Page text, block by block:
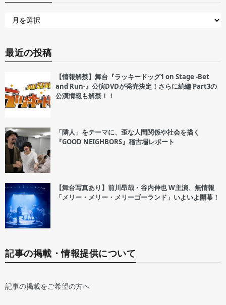
最近の投稿
【情報解禁】舞台『ラッキードッグ1 on Stage -Bet
and Run-』公演DVDが発売決定！さらに続編 Part3の
公演情報も解禁！！
「隣人」をテーマに、歪な人間関係や社会を描く
『GOOD NEIGHBORS』稽古場レポート
【舞台写真あり】前川昂哉・谷内伸也 W主演、無情報
「メリー・メリー・メリーゴーランド」いよいよ開幕！
記事の掲載・情報提供について
記事の掲載をご希望の方へ